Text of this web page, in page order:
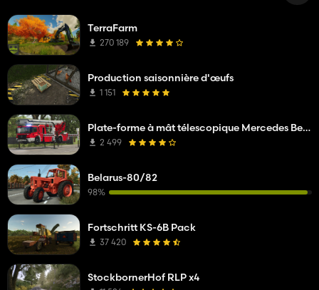
TerraFarm
270 189
Production saisonnière d'œufs
1 151
Plate-forme à mât télescopique Mercedes Benz Econic WISS
2 499
Belarus-80/82
98%
Fortschritt KS-6B Pack
37 420
StockbornerHof RLP x4